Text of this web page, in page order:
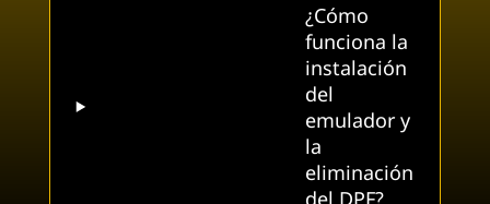
¿Cómo
funciona la
instalación
del
emulador y
la
eliminación
del DPF?